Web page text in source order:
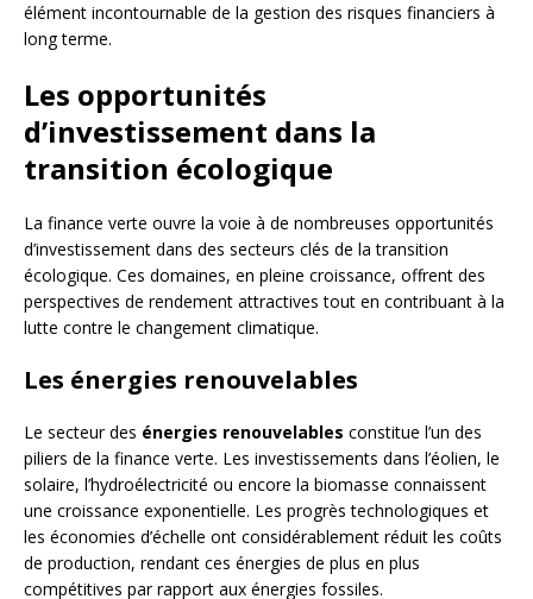
élément incontournable de la gestion des risques financiers à
long terme.
Les opportunités
d’investissement dans la
transition écologique
La finance verte ouvre la voie à de nombreuses opportunités
d’investissement dans des secteurs clés de la transition
écologique. Ces domaines, en pleine croissance, offrent des
perspectives de rendement attractives tout en contribuant à la
lutte contre le changement climatique.
Les énergies renouvelables
Le secteur des énergies renouvelables constitue l’un des
piliers de la finance verte. Les investissements dans l’éolien, le
solaire, l’hydroélectricité ou encore la biomasse connaissent
une croissance exponentielle. Les progrès technologiques et
les économies d’échelle ont considérablement réduit les coûts
de production, rendant ces énergies de plus en plus
compétitives par rapport aux énergies fossiles.